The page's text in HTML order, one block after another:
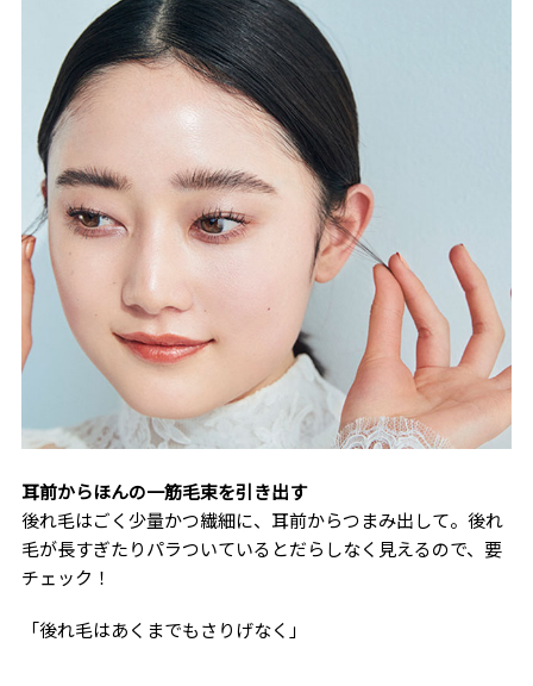
耳前からほんの一筋毛束を引き出す
後れ毛はごく少量かつ繊細に、耳前からつまみ出して。後れ
毛が長すぎたりパラついているとだらしなく見えるので、要
チェック！
「後れ毛はあくまでもさりげなく」